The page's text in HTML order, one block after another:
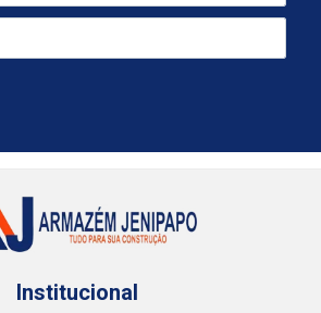
Institucional